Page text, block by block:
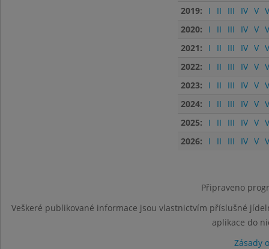
2019:
I II III IV V
2020:
I II III IV V
2021:
I II III IV V
2022:
I II III IV V
2023:
I II III IV V
2024:
I II III IV V
2025:
I II III IV V
2026:
I II III IV V
Připraveno
Veškeré publikované informace jsou vlastnictvím příslušné
aplikace do
Zásady